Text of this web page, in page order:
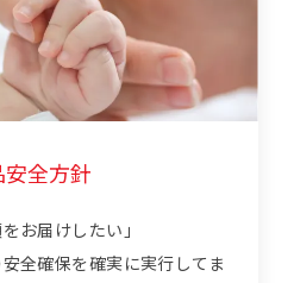
全方針
お届けしたい」
全確保を確実に実行してま